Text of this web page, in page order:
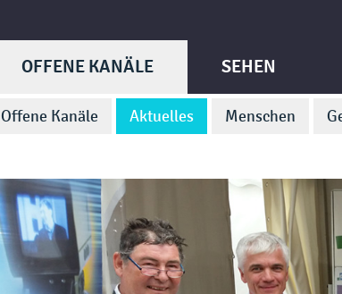
OFFENE KANÄLE
Offene Kanäle Aktuelles Menschen
SEHEN